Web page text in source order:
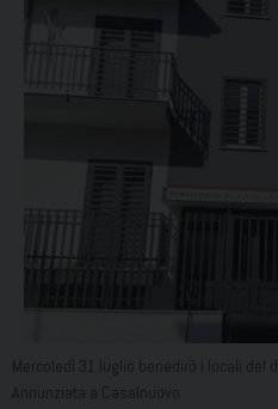
Mercoledì 31 luglio benedirò i locali del
Annunziata a Casalnuovo.